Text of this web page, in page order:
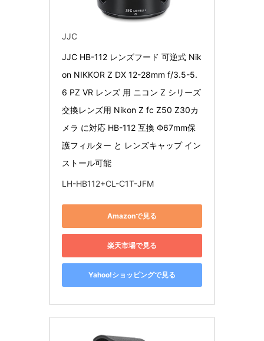
JJC
JJC HB-112 レンズフード 可逆式 Nik
on NIKKOR Z DX 12-28mm f/3.5-5.
6 PZ VR レンズ 用 ニコン Z シリーズ
交換レンズ用 Nikon Z fc Z50 Z30カ
メラ に対応 HB-112 互換 Ф67mm保
護フィルター と レンズキャップ イン
ストール可能
LH-HB112+CL-C1T-JFM
Amazonで見る
楽天市場で見る
Yahoo!ショッピングで見る